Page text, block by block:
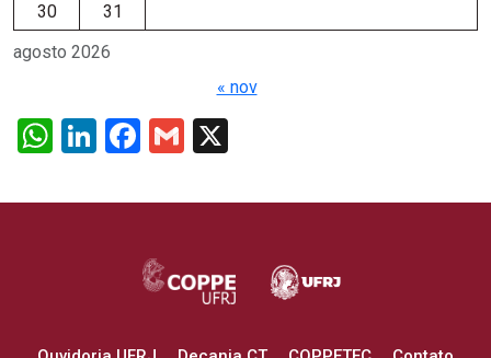
agosto 2026
30
31
« nov
WhatsApp
LinkedIn
Facebook
Gmail